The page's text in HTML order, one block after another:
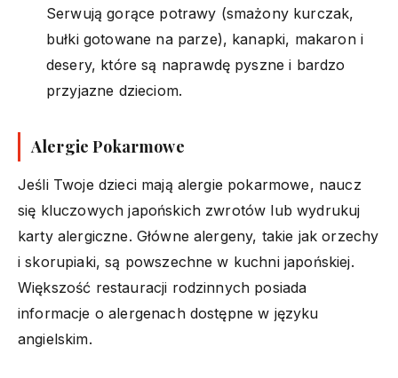
Serwują gorące potrawy (smażony kurczak,
bułki gotowane na parze), kanapki, makaron i
desery, które są naprawdę pyszne i bardzo
przyjazne dzieciom.
Alergie Pokarmowe
Jeśli Twoje dzieci mają alergie pokarmowe, naucz
się kluczowych japońskich zwrotów lub wydrukuj
karty alergiczne. Główne alergeny, takie jak orzechy
i skorupiaki, są powszechne w kuchni japońskiej.
Większość restauracji rodzinnych posiada
informacje o alergenach dostępne w języku
angielskim.